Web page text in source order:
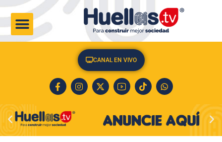
CANAL EN VIVO